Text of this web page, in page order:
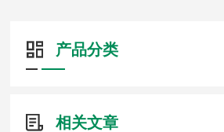
产品分类
相关文章